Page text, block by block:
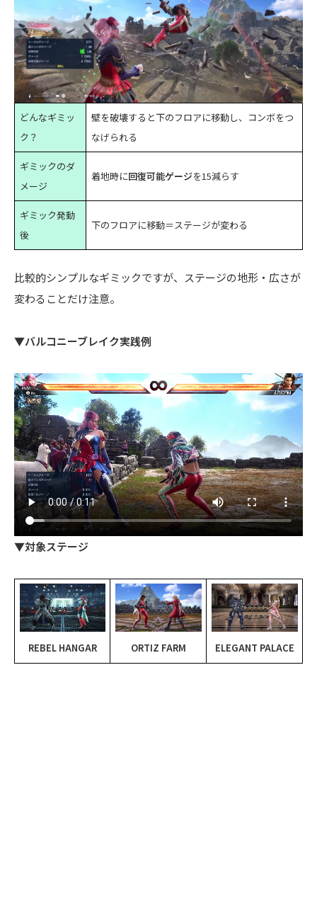
どんなギミッ
ク？
壁を破壊すると下のフロアに移動し、コンボをつ
なげられる
ギミックのダ
メージ
着地時に回復可能ゲージを15減らす
ギミック発動
後
下のフロアに移動＝ステージが変わる
比較的シンプルなギミックですが、ステージの地形・広さが
変わることだけ注意。
▼バルコニーブレイク実践例
▼対象ステージ
REBEL HANGAR ORTIZ FARM ELEGANT PALACE